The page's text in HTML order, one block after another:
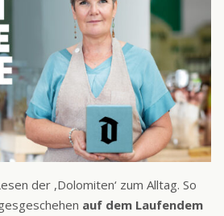
der ,Dolomiten‘ zum Alltag. So
auf dem Laufendem